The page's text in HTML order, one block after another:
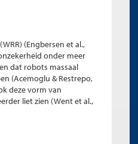
(Engbersen et al.,
onder meer
dat robots massaal
(Acemoglu & Restrepo,
deze vorm van
liet zien (Went et al.,